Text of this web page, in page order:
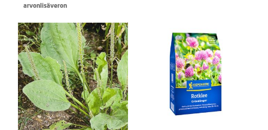
10,50 €
arvonlisäveron